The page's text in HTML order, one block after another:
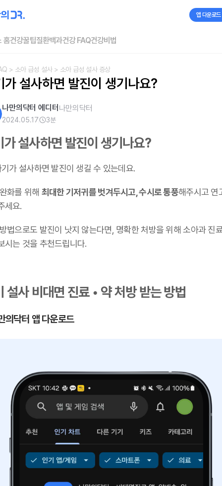
앱 다운로드
홈건강꿀팁질환백과건강 FAQ건강비법
> 소아 급성 설사> 소아 급성 설사 증상
가 설사하면 발진이 생기나요?
나만의닥터 에디터 나만의닥터
2024.05.17 3분
가 설사하면 발진이 생기나요?
가 설사하면 발진이 생길 수 있는데요.
화를 위해 최대한 기저귀를 벗겨두시고, 수시로 통풍해주시고 연
세요.
법으로도 발진이 낫지 않는다면, 명확한 처방을 위해 소아과 진
시는 것을 추천드립니다.
설사 비대면 진료 • 약 처방 받는 방법
의닥터 앱 다운로드